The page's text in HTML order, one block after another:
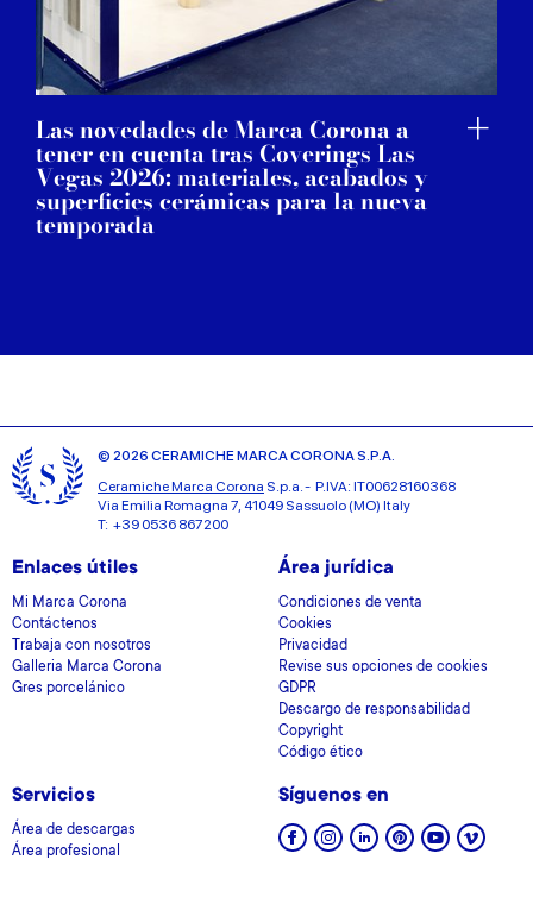
Las novedades de Marca Corona a
tener en cuenta tras Coverings Las
Vegas 2026: materiales, acabados y
superficies cerámicas para la nueva
temporada
© 2026 CERAMICHE MARCA CORONA S.P.A.
Ceramiche Marca Corona S.p.a. - P.IVA: IT00628160368
Via Emilia Romagna 7, 41049 Sassuolo (MO) Italy
T: +39 0536 867200
Enlaces útiles
Mi Marca Corona
Contáctenos
Trabaja con nosotros
Galleria Marca Corona
Gres porcelánico
Área jurídica
Condiciones de venta
Cookies
Privacidad
Revise sus opciones de cookies
GDPR
Descargo de responsabilidad
Copyright
Código ético
Servicios
Área de descargas
Área profesional
Síguenos en